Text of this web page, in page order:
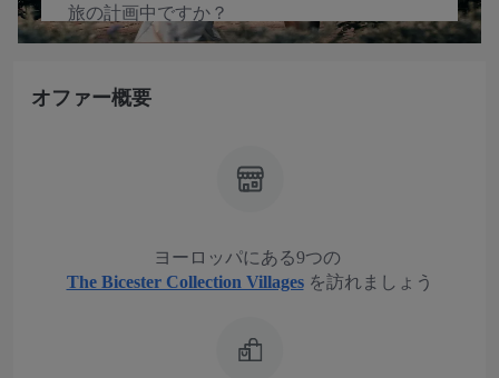
旅の計画中ですか？
ヨーロッパ各地でショッピングやダイニン
Collectionの厳選トラベルガイドをチェックし
てみましょう。
トラベルガイドを詳しく見る
オファー概要
ヨーロッパにある9つの
The Bicester Collection Villagesを訪れましょう